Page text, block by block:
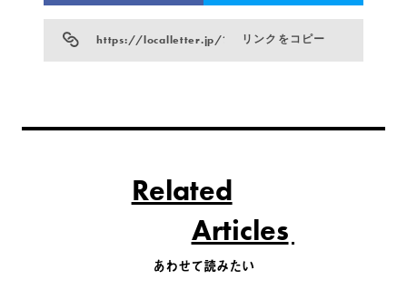
https://localletter.jp/?p=1013リンクをコピー
Related
Articles
あわせて読みたい